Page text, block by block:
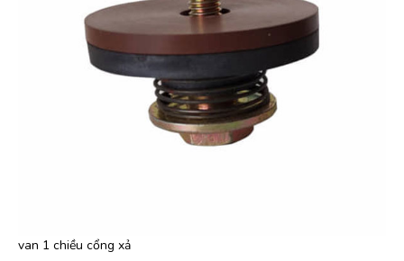
van 1 chiều cổng xả